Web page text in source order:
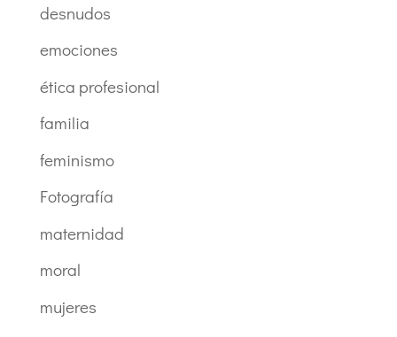
desnudos
emociones
ética profesional
familia
feminismo
Fotografía
maternidad
moral
mujeres